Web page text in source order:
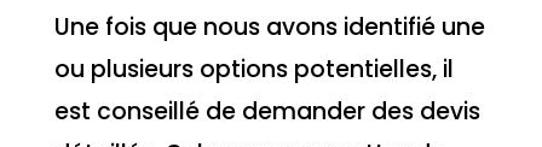
Une fois que nous avons identifié une
ou plusieurs options potentielles, il
est conseillé de demander des devis